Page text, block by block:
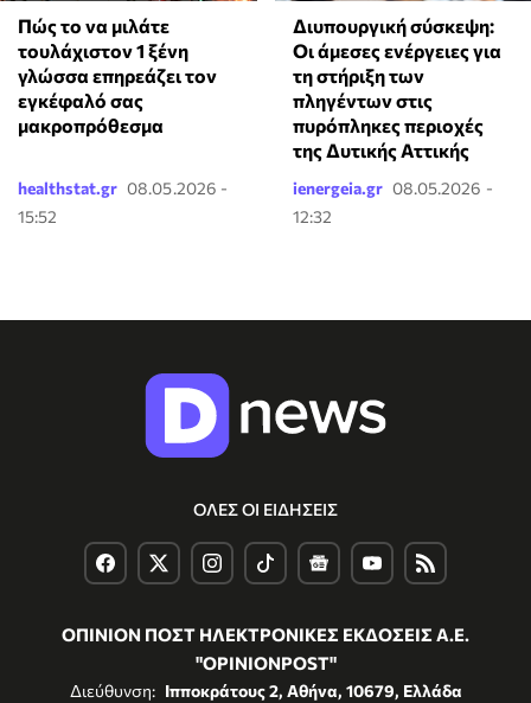
⁠Πώς το να μιλάτε
τουλάχιστον 1 ξένη
γλώσσα επηρεάζει τον
εγκέφαλό σας
μακροπρόθεσμα
healthstat.gr 08.05.2026 -
15:52
Διυπουργική σύσκεψη:
Οι άμεσες ενέργειες για
τη στήριξη των
πληγέντων στις
πυρόπληκες περιοχές
της Δυτικής Αττικής
ienergeia.gr 08.05.2026 -
12:32
ΟΛΕΣ ΟΙ ΕΙΔΗΣΕΙΣ
ΟΠΙΝΙΟΝ ΠΟΣΤ ΗΛΕΚΤΡΟΝΙΚΕΣ ΕΚΔΟΣΕΙΣ Α.Ε.
"OPINIONPOST"
Διεύθυνση: Ιπποκράτους 2, Αθήνα, 10679, Ελλάδα